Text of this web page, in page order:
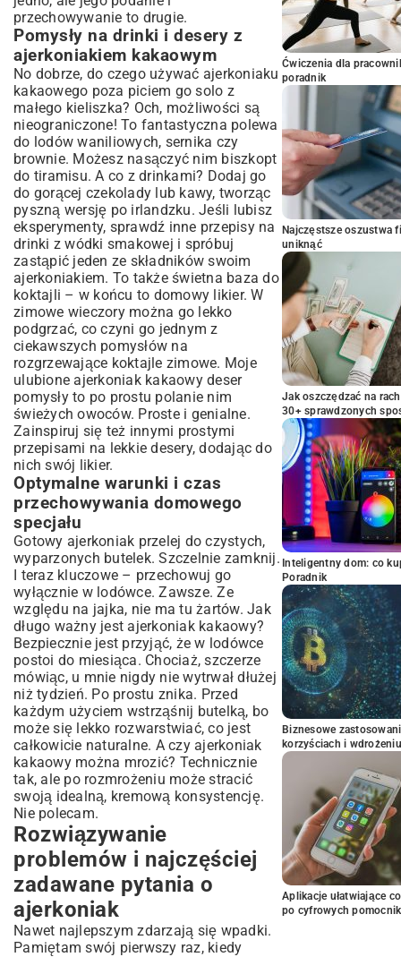
przechowywanie to drugie.
Pomysły na drinki i desery z
ajerkoniakiem kakaowym
No dobrze, do czego używać ajerkoniaku
kakaowego poza piciem go solo z
małego kieliszka? Och, możliwości są
nieograniczone! To fantastyczna polewa
do lodów waniliowych, sernika czy
brownie. Możesz nasączyć nim biszkopt
do tiramisu. A co z drinkami? Dodaj go
do gorącej czekolady lub kawy, tworząc
pyszną wersję po irlandzku. Jeśli lubisz
eksperymenty, sprawdź inne przepisy na
drinki z wódki smakowej i spróbuj
zastąpić jeden ze składników swoim
ajerkoniakiem. To także świetna baza do
koktajli – w końcu to domowy likier. W
zimowe wieczory można go lekko
podgrzać, co czyni go jednym z
ciekawszych pomysłów na
rozgrzewające koktajle zimowe. Moje
ulubione ajerkoniak kakaowy deser
pomysły to po prostu polanie nim
świeżych owoców. Proste i genialne.
Zainspiruj się też innymi prostymi
przepisami na lekkie desery, dodając do
nich swój likier.
Optymalne warunki i czas
przechowywania domowego
specjału
Gotowy ajerkoniak przelej do czystych,
wyparzonych butelek. Szczelnie zamknij.
I teraz kluczowe – przechowuj go
wyłącznie w lodówce. Zawsze. Ze
względu na jajka, nie ma tu żartów. Jak
długo ważny jest ajerkoniak kakaowy?
Bezpiecznie jest przyjąć, że w lodówce
postoi do miesiąca. Chociaż, szczerze
mówiąc, u mnie nigdy nie wytrwał dłużej
niż tydzień. Po prostu znika. Przed
każdym użyciem wstrząśnij butelką, bo
może się lekko rozwarstwiać, co jest
całkowicie naturalne. A czy ajerkoniak
kakaowy można mrozić? Technicznie
tak, ale po rozmrożeniu może stracić
swoją idealną, kremową konsystencję.
Nie polecam.
Rozwiązywanie
problemów i najczęściej
zadawane pytania o
ajerkoniak
Nawet najlepszym zdarzają się wpadki.
Pamiętam swój pierwszy raz, kiedy
Ćwiczenia dla
poradnik
Najczęstsze oszustwa
uniknąć
Jak oszczędzać na
30+ sprawdzonych
Inteligentny dom: co
Poradnik
Biznesowe
korzyściach i wdrożeniu
Aplikacje ułatwiające
po cyfrowych